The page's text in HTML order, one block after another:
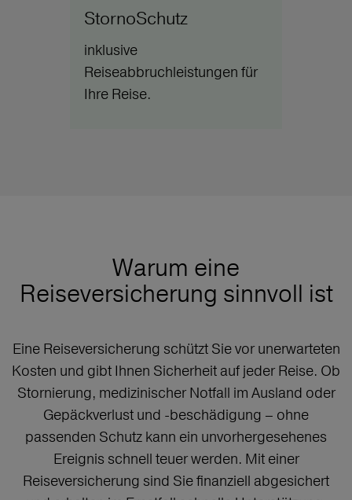
StornoSchutz
inklusive
Reiseabbruchleistungen für
Ihre Reise.
Warum eine
Reiseversicherung sinnvoll ist
Eine Reiseversicherung schützt Sie vor unerwarteten
Kosten und gibt Ihnen Sicherheit auf jeder Reise. Ob
Stornierung, medizinischer Notfall im Ausland oder
Gepäckverlust und -beschädigung – ohne
passenden Schutz kann ein unvorhergesehenes
Ereignis schnell teuer werden. Mit einer
Reiseversicherung sind Sie finanziell abgesichert